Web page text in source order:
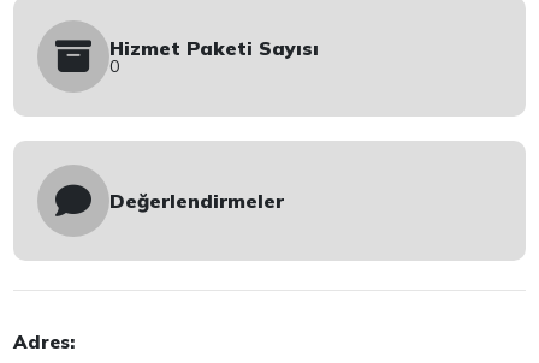
Hizmet Paketi Sayısı
0
Değerlendirmeler
Adres: